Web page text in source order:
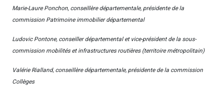
Marie-Laure Ponchon, conseillère départementale, présidente de la
commission Patrimoine immobilier départemental
Ludovic Pontone, conseiller départemental et vice-président de la sous-
commission mobilités et infrastructures routières (territoire métropolitain)
Valérie Rialland, conseillère départementale, présidente de la commission
Collèges